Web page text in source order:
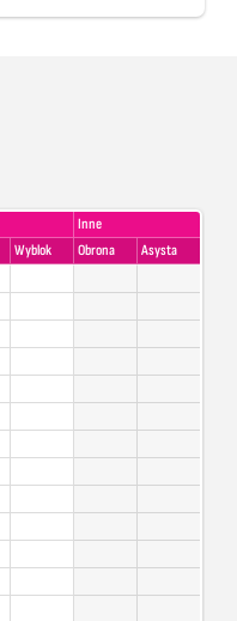
Inne
Wyblok Obrona Asysta